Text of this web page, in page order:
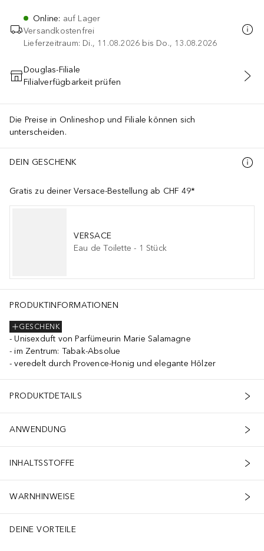
Online: auf Lager
Versandkostenfrei
Lieferzeitraum: Di., 11.08.2026 bis Do., 13.08.2026
IN DEN WARENKORB
Douglas-Filiale
Filialverfügbarkeit prüfen
Die Preise in Onlineshop und Filiale können sich
unterscheiden.
DEIN GESCHENK
Gratis zu deiner Versace-Bestellung ab CHF 49*
VERSACE
Eau de Toilette - 1 Stück
PRODUKTINFORMATIONEN
GESCHENK
Unisexduft von Parfümeurin Marie Salamagne
im Zentrum: Tabak-Absolue
veredelt durch Provence-Honig und elegante Hölzer
PRODUKTDETAILS
ANWENDUNG
INHALTSSTOFFE
WARNHINWEISE
DEINE VORTEILE